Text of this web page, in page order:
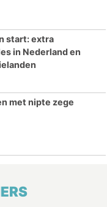
start: extra
in Nederland en
met nipte zege